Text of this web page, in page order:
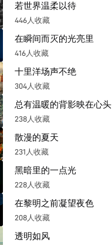
若世界温柔以待
446人收藏
在瞬间而灭的光亮里
416人收藏
十里洋场声不绝
304人收藏
总有温暖的背影映在心头
238人收藏
散漫的夏天
231人收藏
黑暗里的一点光
228人收藏
在黎明之前凝望夜色
208人收藏
透明如风